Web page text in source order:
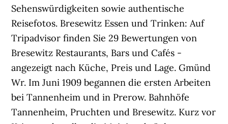
Sehenswürdigkeiten sowie authentische
Reisefotos. Bresewitz Essen und Trinken: Auf
Tripadvisor finden Sie 29 Bewertungen von
Bresewitz Restaurants, Bars und Cafés -
angezeigt nach Küche, Preis und Lage. Gmünd
Wr. Im Juni 1909 begannen die ersten Arbeiten
bei Tannenheim und in Prerow. Bahnhöfe
Tannenheim, Pruchten und Bresewitz. Kurz vor